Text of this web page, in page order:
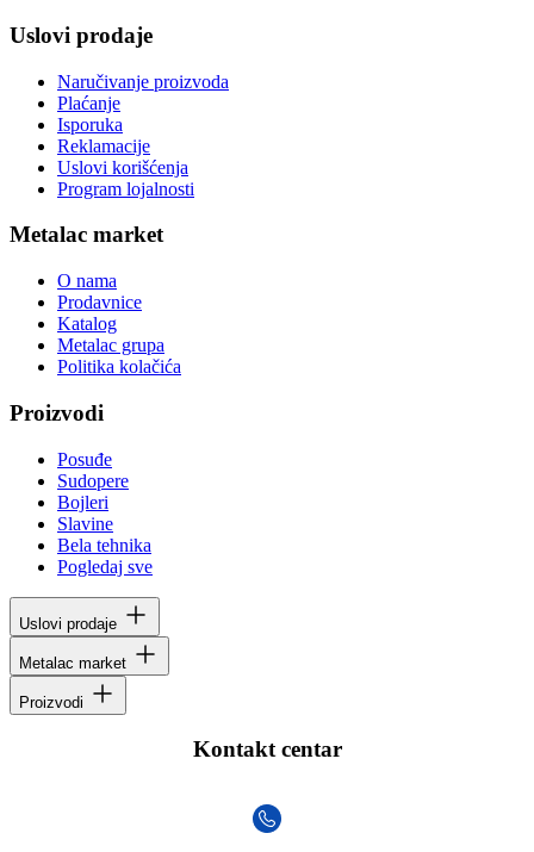
Uslovi prodaje
Naručivanje proizvoda
Plaćanje
Isporuka
Reklamacije
Uslovi korišćenja
Program lojalnosti
Metalac market
O nama
Prodavnice
Katalog
Metalac grupa
Politika kolačića
Proizvodi
Posuđe
Sudopere
Bojleri
Slavine
Bela tehnika
Pogledaj sve
Uslovi prodaje
Metalac market
Proizvodi
Kontakt centar